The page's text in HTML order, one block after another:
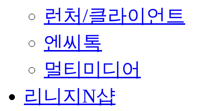
런처/클라이언트
엔씨톡
멀티미디어
리니지N샵